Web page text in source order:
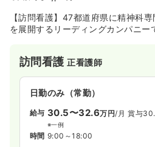
【訪問看護】47都道府県に精神科
を展開するリーディングカンパニー
訪問看護正看護師
日勤のみ（常勤）
給与 30.5〜32.6万円/月 賞与
※一例
時間 9:00～18:00